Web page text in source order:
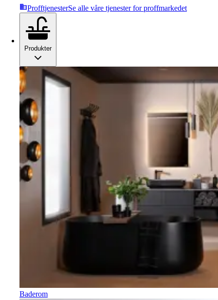
ProfftjenesterSe alle våre tjenester for proffmarkedet
Produkter
Baderom